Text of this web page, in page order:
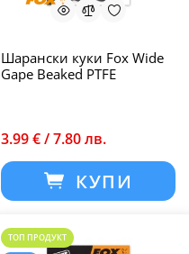
Шарански куки Fox Wide
Gape Beaked PTFE
3.99 € / 7.80 лв.
КУПИ
ТОП ПРОДУКТ